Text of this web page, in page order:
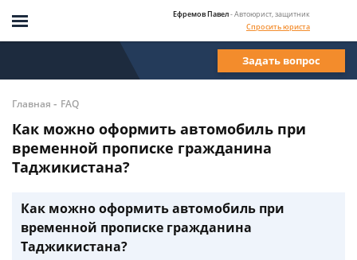
Ефремов Павел- Автоюрист, защитник
Спросить юриста
Задать вопрос
Главная - FAQ
Как можно оформить автомобиль при
временной прописке гражданина
Таджикистана?
Как можно оформить автомобиль при
временной прописке гражданина
Таджикистана?